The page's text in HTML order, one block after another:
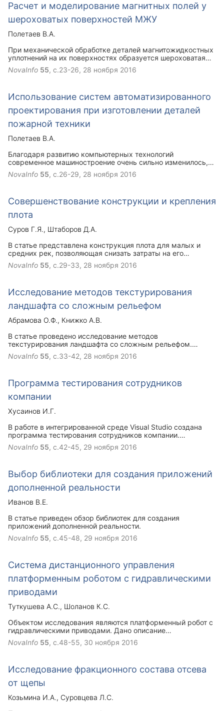
свойствам мангинтная жидкость существенно
проигрывают твердым магнитным материалам сталям,
пермаллою, ферритам, но по сравнению с
парамагнетиками, к которым относится большинство
жидких сред, они являются супермагнитными.
Использование магнитная жидкость расширяется,
находятся новые сферы их применения, поэтому вопрос
дальнейшего исследования магнитных жидкостей и
устройств на их основе, является актуальным.
Расчет и моделирование магнитных полей у
шероховатых поверхностей МЖУ
Полетаев В.А.
При механической обработке деталей магнитожидкостных
уплотнений на их поверхностях образуется шероховатая
поверхность. Выступы шероховатой магнитопроводящей
поверхности концентрируют магнитный поток, образуя
напряженностью поля. На основе моделирования
магнитных полей в приповерхностном слое шероховатой
магнитопроводящей поверхности в статье показано, что
около поверхности магнитное поле преобразуется в резко
неоднородное.
NovaInfo 55, с.23-26, 28 ноября 2016
Использование систем автоматизированного
проектирования при изготовлении деталей
пожарной техники
Полетаев В.А.
Благодаря развитию компьютерных технологий
современное машиностроение очень сильно изменилось,
это касается не только самого оборудования, но и работы
технологов. К числу графических библиотек, получивших
сборок изменение размеров или положения одной детали
может быть получена непосредственно по имеющемуся
чертежу, или с помощью булевых операций, или путем
выталкивания, протягивания, вращения профиля, лофтинга.
NovaInfo 55, с.26-29, 28 ноября 2016
Совершенствование конструкции и крепления
плота
Суров Г.Я.
Штаборов Д.А.
В статье представлена конструкция плота для малых и
средних рек, позволяющая снизать затраты на его
формирование за счет уменьшения количества такелажа.
Также, для обеспечения надёжности крепления при
NovaInfo 55, с.29-33, 28 ноября 2016
Исследование методов текстурирования
ландшафта со сложным рельефом
Абрамова О.Ф.
Книжко А.В.
В статье проведено исследование методов
текстурирования ландшафта со сложным рельефом.
Изучены все существующие методики, их особенности и
области применения. Сделаны выводы о применимости
NovaInfo 55, с.33-42, 28 ноября 2016
Программа тестирования сотрудников
компании
Хусаинов И.Г.
В работе в интегрированной среде Visual Studio создана
программа тестирования сотрудников компании.
Программа позволяет создавать и редактировать тесты,
имеет простой и удобный интерфейс. Для работы с базой
NovaInfo 55, с.42-45, 29 ноября 2016
Выбор библиотеки для создания приложений
дополненной реальности
Иванов В.Е.
В статье приведен обзор библиотек для создания
приложений дополненной реальности.
NovaInfo 55, с.45-48, 29 ноября 2016
Система дистанционного управления
платформенным роботом с гидравлическими
приводами
Туткушева А.С.
Шоланов К.С.
Объектом исследования являются платформенный робот с
гидравлическими приводами. Дано описание
экспериментальной установки. Приведено решение
пространственного перемещения подвижной платформы
положениях для позиционного и дистанционного
NovaInfo 55, с.48-55, 30 ноября 2016
Исследование фракционного состава отсева
от щепы
Козьмина И.А.
Суровцева Л.С.